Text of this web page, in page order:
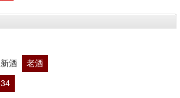
新酒 老酒
34